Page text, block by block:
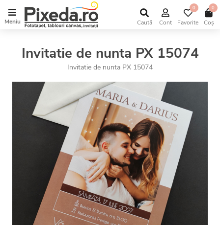
Meniu Caută Cont Favorite
0
Coș
0
Invitatie de nunta PX 15074
Invitatie de nunta PX 15074